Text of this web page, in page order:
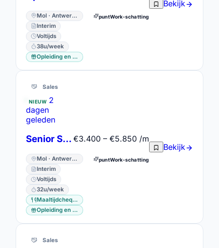
Mol · Antwerpen
Interim
Voltijds
38u/week
Opleiding en vorming
puntWork-schatting
Bekijk
Sales
NIEUW 2
dagen
geleden
Senior Sales Advisor – ZEB Mol
Mol · Antwerpen
Interim
Voltijds
32u/week
Maaltijdcheques
Opleiding en vorming
€3.400 – €5.850 /m
puntWork-schatting
Bekijk
Sales